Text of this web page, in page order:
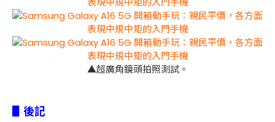
▲超廣角鏡頭拍照測試。
▋後記